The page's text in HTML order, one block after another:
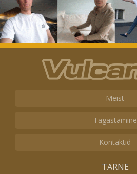
Meist
Tagastamine
Kontaktid
TARNE